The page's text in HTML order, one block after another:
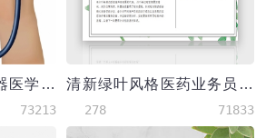
白色系简洁风听诊器医学生简历模板
73213
清新绿叶风格医药业务员代表简历模板
278 71833